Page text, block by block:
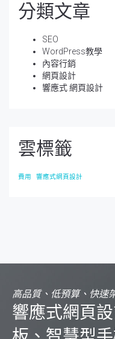
分類文章
SEO
WordPress教學
內容行銷
網頁設計
響應式 網頁設計
雲標籤
費用 響應式網頁設計
高品質、低預算、快速
響應式網頁